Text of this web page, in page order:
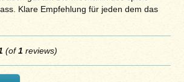
Klare Empfehlung für jeden dem das
(of1 reviews)